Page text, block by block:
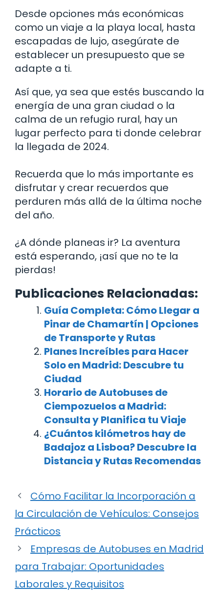
Desde opciones más económicas
como un viaje a la playa local, hasta
escapadas de lujo, asegúrate de
establecer un presupuesto que se
adapte a ti.
Así que, ya sea que estés buscando la
energía de una gran ciudad o la
calma de un refugio rural, hay un
lugar perfecto para ti donde celebrar
la llegada de 2024.
Recuerda que lo más importante es
disfrutar y crear recuerdos que
perduren más allá de la última noche
del año.
¿A dónde planeas ir? La aventura
está esperando, ¡así que no te la
pierdas!
Publicaciones Relacionadas:
Guía Completa: Cómo Llegar a
Pinar de Chamartín | Opciones
de Transporte y Rutas
Planes Increíbles para Hacer
Solo en Madrid: Descubre tu
Ciudad
Horario de Autobuses de
Ciempozuelos a Madrid:
Consulta y Planifica tu Viaje
¿Cuántos kilómetros hay de
Badajoz a Lisboa? Descubre la
Distancia y Rutas Recomendas
Cómo Facilitar la Incorporación a
la Circulación de Vehículos: Consejos
Prácticos
Empresas de Autobuses en Madrid
para Trabajar: Oportunidades
Laborales y Requisitos